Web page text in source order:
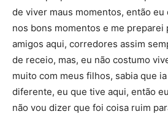
de viver maus momentos, então
nos bons momentos e me preparei
amigos aqui, corredores assim
de receio, mas, eu não costumo
muito com meus filhos, sabia que
diferente, eu que tive aqui, então
não vou dizer que foi coisa ruim